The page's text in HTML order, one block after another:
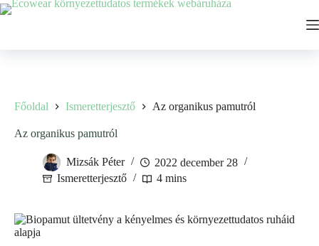
Ugrás
a
Főoldal Ismeretterjesztő Az organikus pamutról
Az organikus pamutról
Mizsák Péter
2022 december 28
Ismeretterjesztő
4 mins